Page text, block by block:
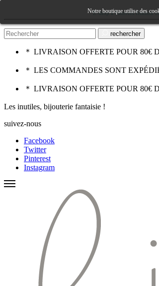
E-shop à l'univers féminin
rechercher
＊ LIVRAISON OFFERTE POUR 80€
＊ LES COMMANDES SONT
＊ LIVRAISON OFFERTE POUR 80€
Les inutiles, bijouterie fantaisie !
suivez-nous
Facebook
Twitter
Pinterest
Instagram
Notre boutique utilise des